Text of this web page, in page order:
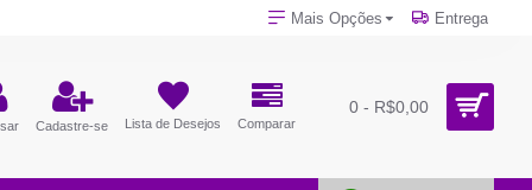
Mais Opções Entrega
Cadastre-se Lista de Desejos Comparar
0 - R$0,00